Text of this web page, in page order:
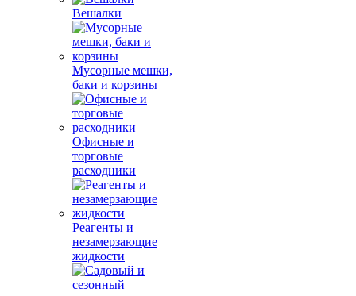
Вешалки
Мусорные мешки,
баки и корзины
Офисные и
торговые
расходники
Реагенты и
незамерзающие
жидкости